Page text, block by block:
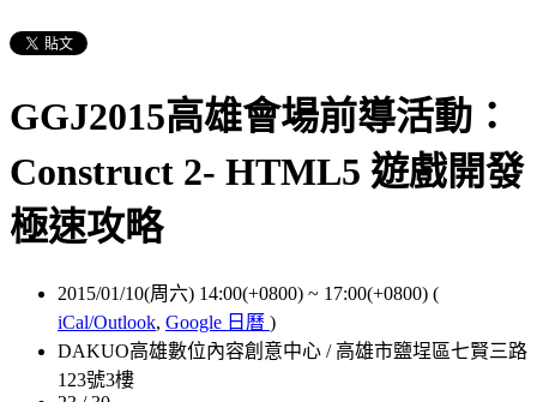
GGJ2015高雄會場前導活動：
Construct 2- HTML5 遊戲開發
極速攻略
2015/01/10(周六) 14:00(+0800) ~ 17:00(+0800) (
iCal/Outlook, Google 日曆 )
DAKUO高雄數位內容創意中心 / 高雄市鹽埕區七賢三路
123號3樓